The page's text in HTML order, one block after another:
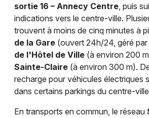
sortie 16 – Annecy Centre, puis
indications vers le centre-ville.
trouvent à moins de cinq minutes à
de la Gare (ouvert 24h/24, géré par
de l'Hôtel de Ville (à environ 200
Sainte-Claire (à environ 300 m).
recharge pour véhicules électriques
dans certains parkings du centre-
En transports en commun, le réseau